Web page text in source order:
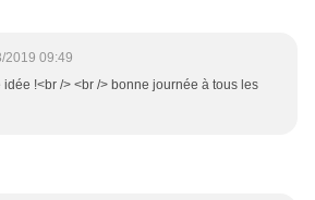
2019 09:49
!<br /> <br /> bonne journée à tous les